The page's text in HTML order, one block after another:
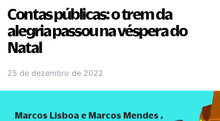
Contas públicas: o trem da
alegria passou na véspera do
Natal
25 de dezembro de 2022
Marcos Lisboa e Marcos Mendes